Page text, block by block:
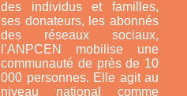
des individus et familles,
ses donateurs, les abonnés
des réseaux sociaux,
l’ANPCEN mobilise une
communauté de près de 10
000 personnes. Elle agit au
niveau national comme